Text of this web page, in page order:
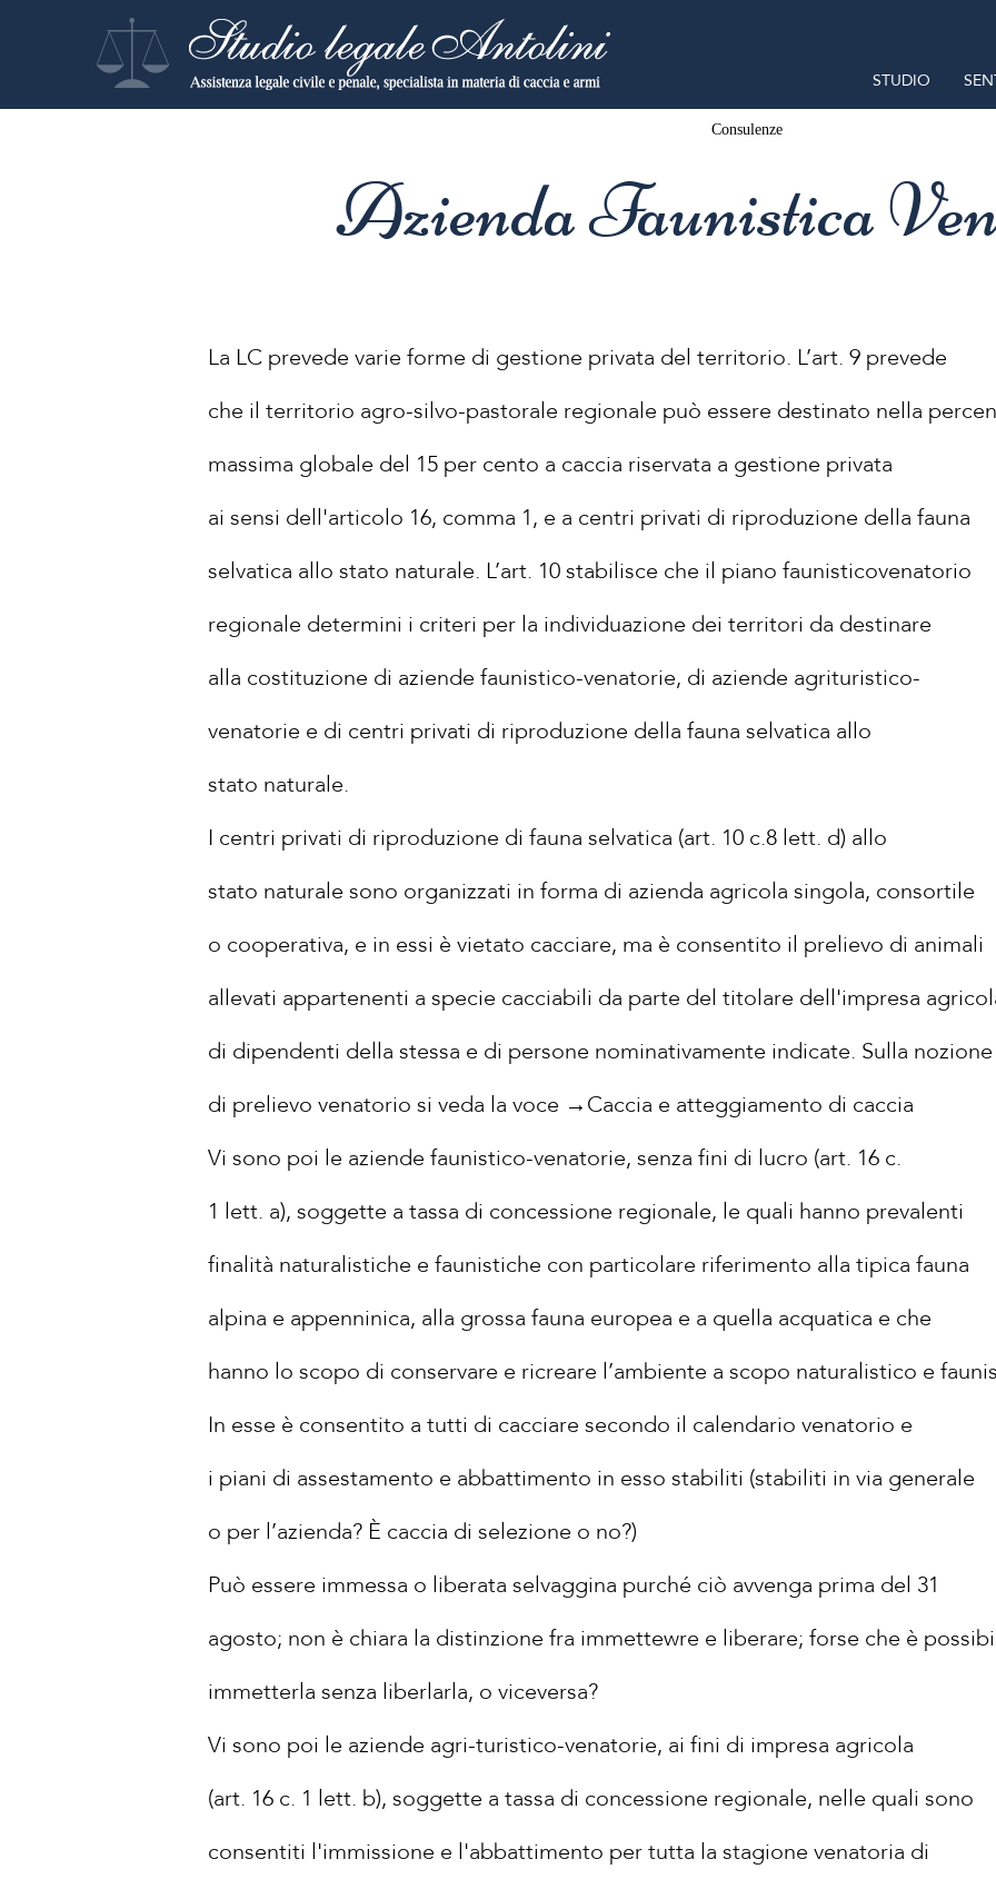
STUDIO
Consulenze
Azienda Faunistica
La LC prevede varie forme di gestione privata del territorio. L’art. 9 prevede
che il territorio agro-silvo-pastorale regionale può essere destinato nella
massima globale del 15 per cento a caccia riservata a gestione privata
ai sensi dell'articolo 16, comma 1, e a centri privati di riproduzione della fauna
selvatica allo stato naturale. L’art. 10 stabilisce che il piano faunisticovenatorio
regionale determini i criteri per la individuazione dei territori da destinare
alla costituzione di aziende faunistico-venatorie, di aziende agrituristico-
venatorie e di centri privati di riproduzione della fauna selvatica allo
stato naturale.
I centri privati di riproduzione di fauna selvatica (art. 10 c.8 lett. d) allo
stato naturale sono organizzati in forma di azienda agricola singola, consortile
o cooperativa, e in essi è vietato cacciare, ma è consentito il prelievo di animali
allevati appartenenti a specie cacciabili da parte del titolare dell'impresa
di dipendenti della stessa e di persone nominativamente indicate. Sulla nozione
di prelievo venatorio si veda la voce →Caccia e atteggiamento di caccia
Vi sono poi le aziende faunistico-venatorie, senza fini di lucro (art. 16 c.
1 lett. a), soggette a tassa di concessione regionale, le quali hanno prevalenti
finalità naturalistiche e faunistiche con particolare riferimento alla tipica fauna
alpina e appenninica, alla grossa fauna europea e a quella acquatica e che
hanno lo scopo di conservare e ricreare l’ambiente a scopo naturalistico e
In esse è consentito a tutti di cacciare secondo il calendario venatorio e
i piani di assestamento e abbattimento in esso stabiliti (stabiliti in via generale
o per l’azienda? È caccia di selezione o no?)
Può essere immessa o liberata selvaggina purché ciò avvenga prima del 31
agosto; non è chiara la distinzione fra immettewre e liberare; forse che è
immetterla senza liberlarla, o viceversa?
Vi sono poi le aziende agri-turistico-venatorie, ai fini di impresa agricola
(art. 16 c. 1 lett. b), soggette a tassa di concessione regionale, nelle quali sono
consentiti l'immissione e l'abbattimento per tutta la stagione venatoria di